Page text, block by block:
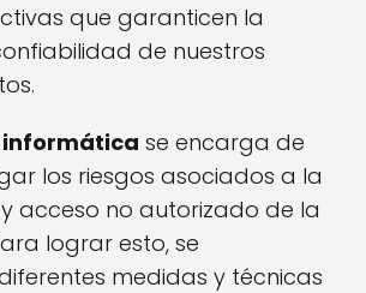
que garanticen la
de nuestros
informática se encarga de
los riesgos asociados a la
acceso no autorizado de la
lograr esto, se
medidas y técnicas